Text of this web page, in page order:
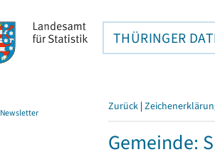
THÜRINGER
Newsletter Zurück |
Gemeinde: